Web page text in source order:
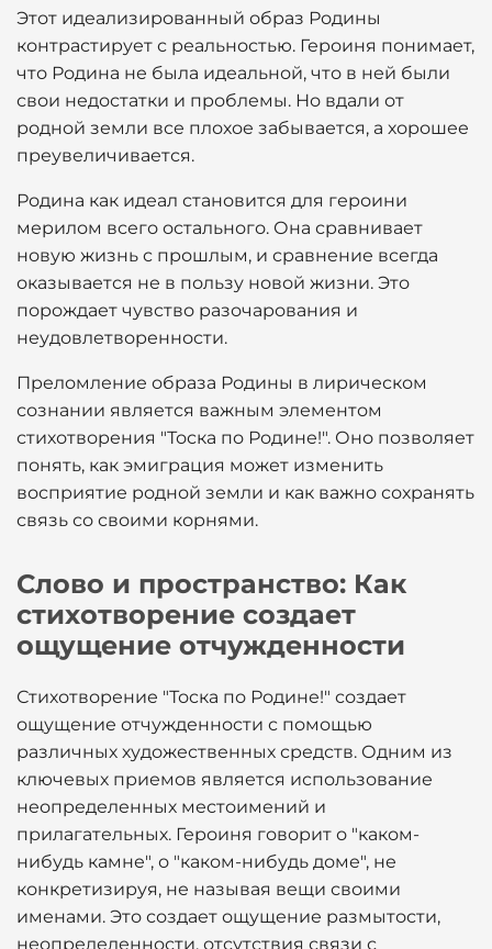
Этот идеализированный образ Родины
контрастирует с реальностью. Героиня понимает,
что Родина не была идеальной, что в ней были
свои недостатки и проблемы. Но вдали от
родной земли все плохое забывается, а хорошее
преувеличивается.
Родина как идеал становится для героини
мерилом всего остального. Она сравнивает
новую жизнь с прошлым, и сравнение всегда
оказывается не в пользу новой жизни. Это
порождает чувство разочарования и
неудовлетворенности.
Преломление образа Родины в лирическом
сознании является важным элементом
стихотворения "Тоска по Родине!". Оно позволяет
понять, как эмиграция может изменить
восприятие родной земли и как важно сохранять
связь со своими корнями.
Слово и пространство: Как
стихотворение создает
ощущение отчужденности
Стихотворение "Тоска по Родине!" создает
ощущение отчужденности с помощью
различных художественных средств. Одним из
ключевых приемов является использование
неопределенных местоимений и
прилагательных. Героиня говорит о "каком-
нибудь камне", о "каком-нибудь доме", не
конкретизируя, не называя вещи своими
именами. Это создает ощущение размытости,
неопределенности, отсутствия связи с